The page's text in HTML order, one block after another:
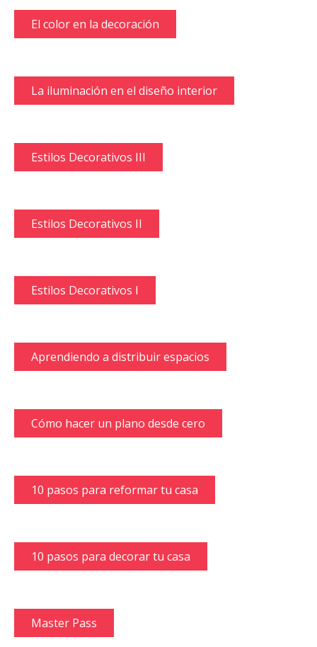
El color en la decoración
La iluminación en el diseño interior
Estilos Decorativos III
Estilos Decorativos II
Estilos Decorativos I
Aprendiendo a distribuir espacios
Cómo hacer un plano desde cero
10 pasos para reformar tu casa
10 pasos para decorar tu casa
Master Pass